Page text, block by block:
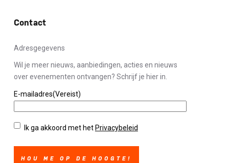
Contact
Adresgegevens
Wil je meer nieuws, aanbiedingen, acties en nieuws
over evenementen ontvangen? Schrijf je hier in.
E-mailadres(Vereist)
Privacybeleid(Vereist)
Ik ga akkoord met het Privacybeleid